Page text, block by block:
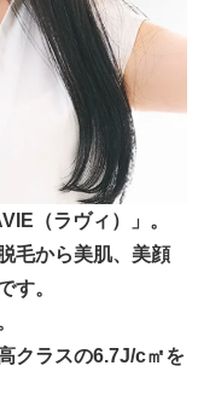
（ラヴィ）」。
毛から美肌、美顔
す。
クラスの6.7J/c㎡を